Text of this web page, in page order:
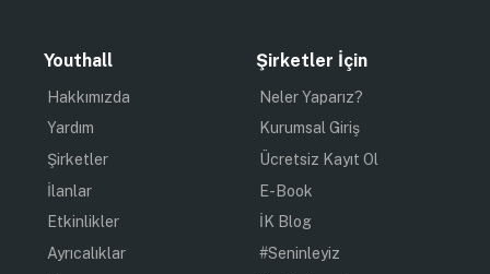
Youthall
Hakkımızda
Yardım
Şirketler
İlanlar
Etkinlikler
Ayrıcalıklar
Şirketler İçin
Neler Yaparız?
Kurumsal Giriş
Ücretsiz Kayıt Ol
E-Book
İK Blog
#Seninleyiz